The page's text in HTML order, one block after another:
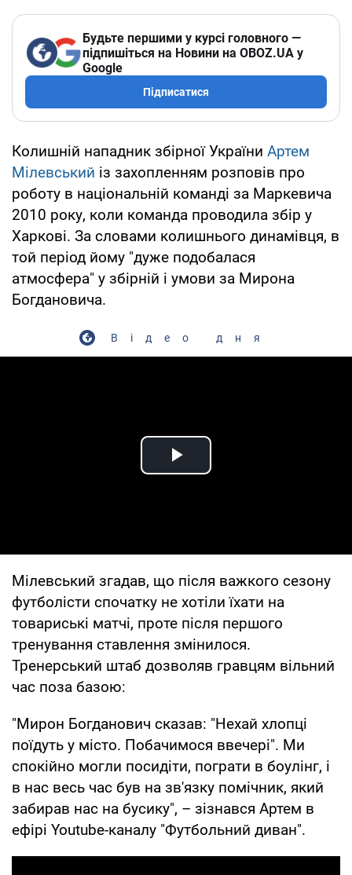
Будьте першими у курсі головного —
підпишіться на Новини на OBOZ.UA у
Google
Підписатися
Колишній нападник збірної України Артем
Мілевський із захопленням розповів про
роботу в національній команді за Маркевича
2010 року, коли команда проводила збір у
Харкові. За словами колишнього динамівця, в
той період йому "дуже подобалася
атмосфера" у збірній і умови за Мирона
Богдановича.
Відео дня
Play Video
Мілевський згадав, що після важкого сезону
футболісти спочатку не хотіли їхати на
товариські матчі, проте після першого
тренування ставлення змінилося.
Тренерський штаб дозволяв гравцям вільний
час поза базою:
"Мирон Богданович сказав: "Нехай хлопці
поїдуть у місто. Побачимося ввечері". Ми
спокійно могли посидіти, пограти в боулінг, і
в нас весь час був на зв'язку помічник, який
забирав нас на бусику", – зізнався Артем в
ефірі Youtube-каналу "Футбольний диван".